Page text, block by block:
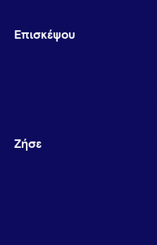
Επισκέψου
Ζήσε